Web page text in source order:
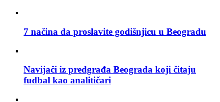
7 načina da proslavite godišnjicu u Beogradu
Navijači iz predgrađa Beograda koji čitaju
fudbal kao analitičari